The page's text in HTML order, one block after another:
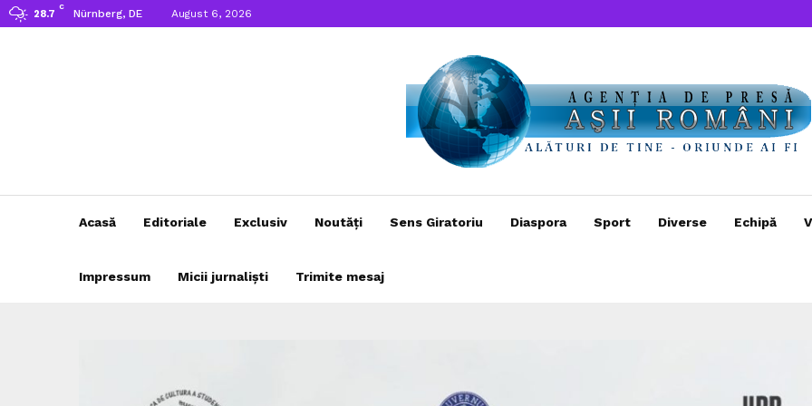
28.7
C
Nürnberg, DE August 6, 2026
Acasă Editoriale Exclusiv Noutăți Sens Giratoriu Diaspora Sport Diverse Echipă
Impressum Micii jurnaliști Trimite mesaj